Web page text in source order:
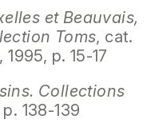
et Beauvais,
Toms, cat.
p. 15-17
Collections
138-139